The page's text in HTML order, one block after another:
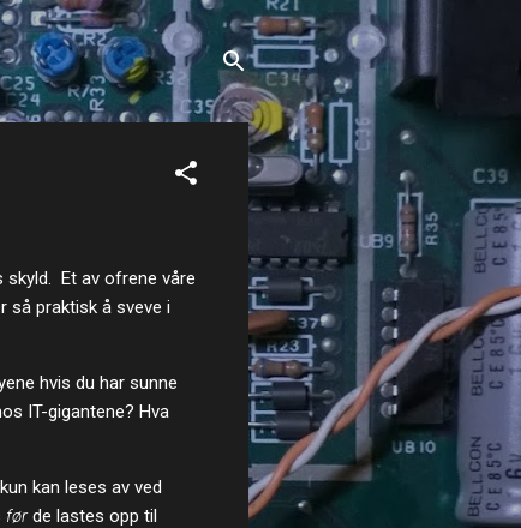
Et av ofrene våre
så praktisk å sveve i
hvis du har sunne
IT-gigantene? Hva
kan leses av ved
førde lastes opp til